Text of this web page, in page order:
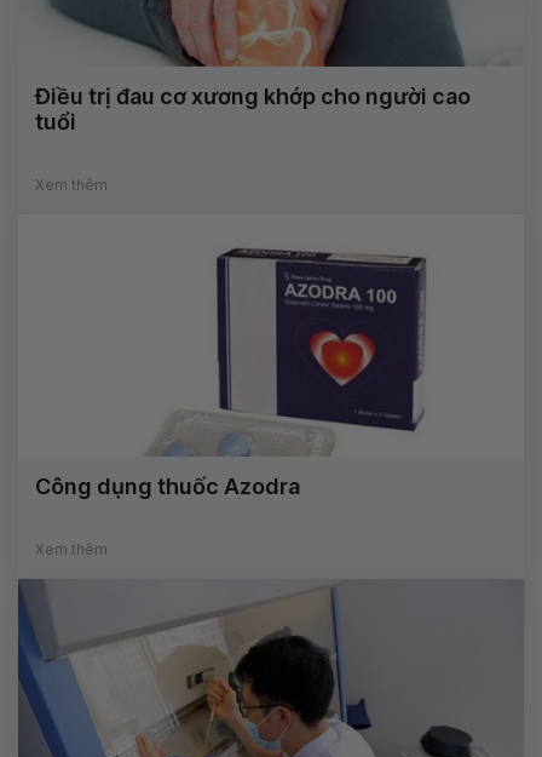
Điều trị đau cơ xương khớp cho người cao
tuổi
Xem thêm
Công dụng thuốc Azodra
Xem thêm